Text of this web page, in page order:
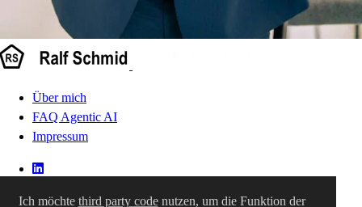
Über mich
FAQ Agentic AI
Impressum
Ich möchte third party codenutzen, um die Funktion der